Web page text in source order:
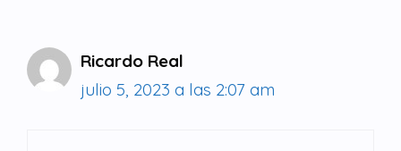
Ricardo Real
julio 5, 2023 a las 2:07 am